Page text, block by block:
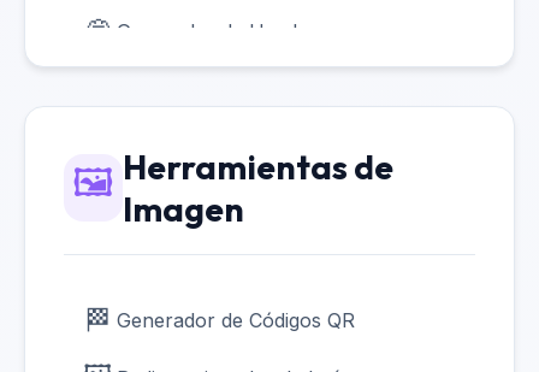
💭 Generador de Headcanon
🐾 Generador de Animales Al Azar
🎉 Generador de Desafíos Aleatorios
🏆 Cuadro de Torneo de Decisión
🖼️ Herramientas de
Imagen
🏁 Generador de Códigos QR